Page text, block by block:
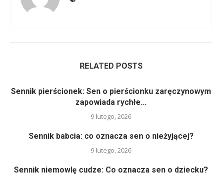
RELATED POSTS
Sennik pierścionek: Sen o pierścionku zaręczynowym
zapowiada rychłe...
9 lutego, 2026
Sennik babcia: co oznacza sen o nieżyjącej?
9 lutego, 2026
Sennik niemowlę cudze: Co oznacza sen o dziecku?